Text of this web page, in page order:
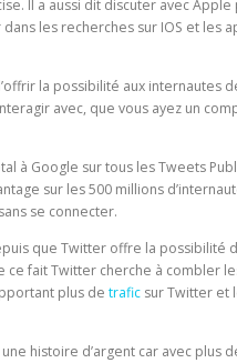
Il a aussi dit discuter avec
les recherches sur IOS et les
la possibilité aux internautes
avec, que vous ayez un
à Google sur tous les Tweets
sur les 500 millions
se connecter.
que Twitter offre la possibilité
ce fait Twitter cherche à combler
plus de trafic sur Twitter et
une histoire d’argent car avec plus